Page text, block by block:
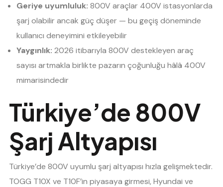
Geriye uyumluluk: 800V araçlar 400V istasyonlarda
şarj olabilir ancak güç düşer — bu geçiş döneminde
kullanıcı deneyimini etkileyebilir
Yaygınlık: 2026 itibarıyla 800V destekleyen araç
sayısı artmakla birlikte pazarın çoğunluğu hâlâ 400V
mimarisindedir
Türkiye’de 800V
Şarj Altyapısı
Türkiye’de 800V uyumlu şarj altyapısı hızla gelişmektedir.
TOGG T10X ve T10F’in piyasaya girmesi, Hyundai ve